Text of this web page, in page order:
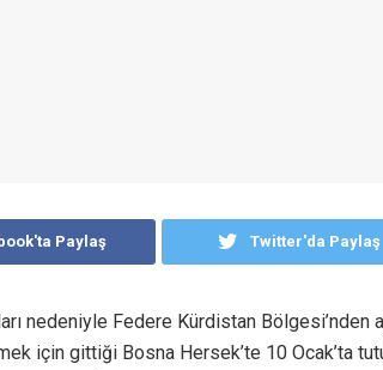
Paylaş Twitter'da Paylaş
nedeniyle Federe Kürdistan
için gittiği Bosna Hersek’te 10 Ocak’ta